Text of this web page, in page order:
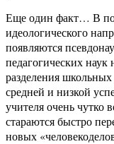
Еще один факт… В
идеологического
появляются
педагогических
разделения
средней и низкой
учителя очень чутко
стараются быстро
новых